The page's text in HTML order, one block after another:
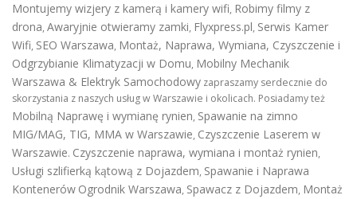
Montujemy wizjery z kamerą i kamery wifi, Robimy filmy z
drona, Awaryjnie otwieramy zamki, Flyxpress.pl, Serwis Kamer
Wifi, SEO Warszawa, Montaż, Naprawa, Wymiana, Czyszczenie i
Odgrzybianie Klimatyzacji w Domu, Mobilny Mechanik
Warszawa & Elektryk Samochodowy zapraszamy serdecznie do
skorzystania z naszych usług w Warszawie i okolicach. Posiadamy też
Mobilną Naprawę i wymianę rynien, Spawanie na zimno
MIG/MAG, TIG, MMA w Warszawie, Czyszczenie Laserem w
Warszawie. Czyszczenie naprawa, wymiana i montaż rynien,
Usługi szlifierką kątową z Dojazdem, Spawanie i Naprawa
Kontenerów Ogrodnik Warszawa, Spawacz z Dojazdem, Montaż